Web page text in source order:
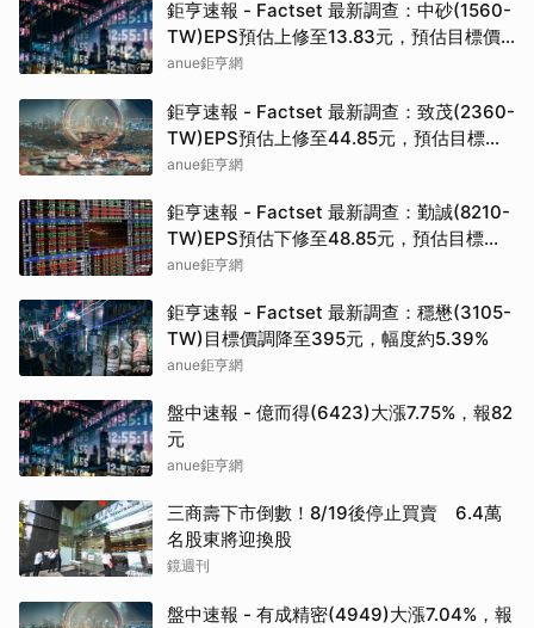
鉅亨速報 - Factset 最新調查：中砂(1560-
TW)EPS預估上修至13.83元，預估目標價
為810元
anue鉅亨網
鉅亨速報 - Factset 最新調查：致茂(2360-
TW)EPS預估上修至44.85元，預估目標價
為2725元
anue鉅亨網
鉅亨速報 - Factset 最新調查：勤誠(8210-
TW)EPS預估下修至48.85元，預估目標價
為1600元
anue鉅亨網
鉅亨速報 - Factset 最新調查：穩懋(3105-
TW)目標價調降至395元，幅度約5.39%
anue鉅亨網
盤中速報 - 億而得(6423)大漲7.75%，報82
元
anue鉅亨網
三商壽下市倒數！8/19後停止買賣 6.4萬
名股東將迎換股
鏡週刊
盤中速報 - 有成精密(4949)大漲7.04%，報